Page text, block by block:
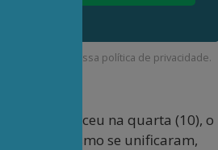
com a nossa política de privacidade.
- amanheceu na quarta (10), o
progressismo se unificaram,